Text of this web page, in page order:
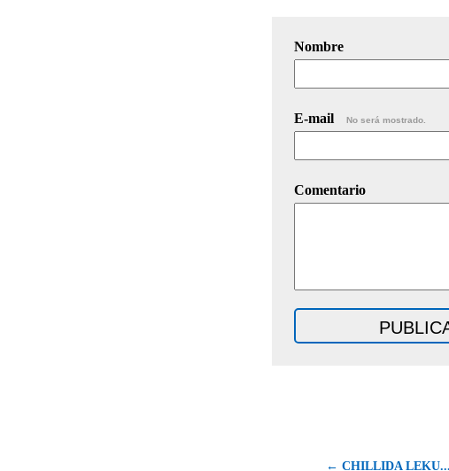
Nombre
E-mail No será mostrado.
Comentario
← CHILLIDA